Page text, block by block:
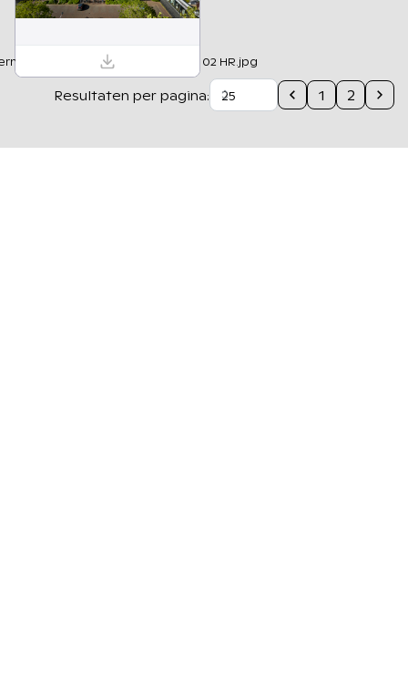
Bibliotheek Utrecht 22 05 2025 02 HR.jpg
Resultaten per pagina: 1 2